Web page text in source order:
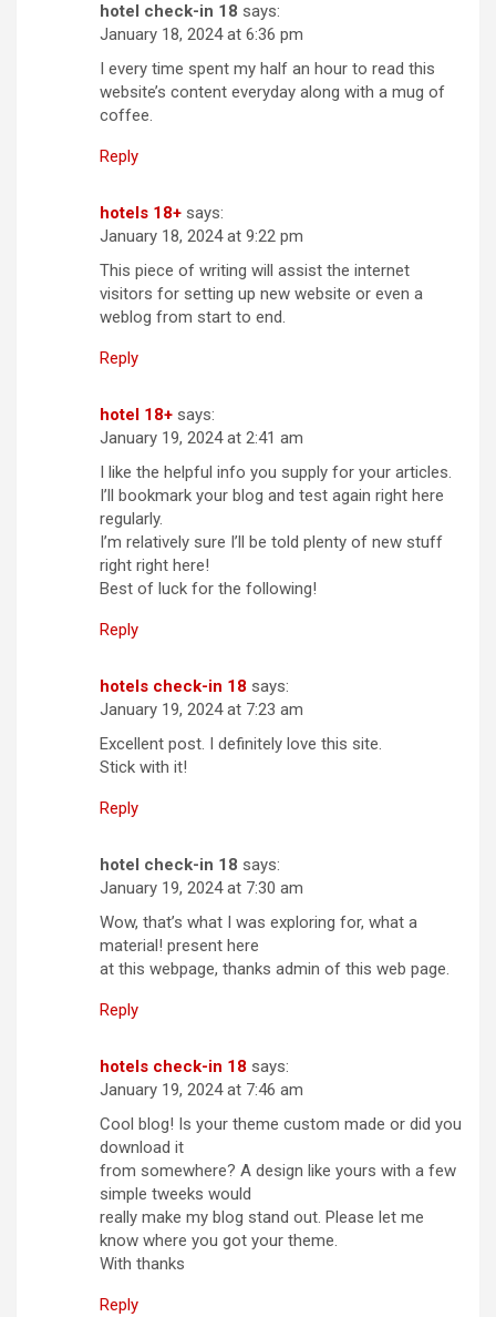
hotel check-in 18 says:
January 18, 2024 at 6:36 pm
I every time spent my half an hour to read this
website’s content everyday along with a mug of
coffee.
Reply
hotels 18+ says:
January 18, 2024 at 9:22 pm
This piece of writing will assist the internet
visitors for setting up new website or even a
weblog from start to end.
Reply
hotel 18+ says:
January 19, 2024 at 2:41 am
I like the helpful info you supply for your articles.
I’ll bookmark your blog and test again right here
regularly.
I’m relatively sure I’ll be told plenty of new stuff
right right here!
Best of luck for the following!
Reply
hotels check-in 18 says:
January 19, 2024 at 7:23 am
Excellent post. I definitely love this site.
Stick with it!
Reply
hotel check-in 18 says:
January 19, 2024 at 7:30 am
Wow, that’s what I was exploring for, what a
material! present here
at this webpage, thanks admin of this web page.
Reply
hotels check-in 18 says:
January 19, 2024 at 7:46 am
Cool blog! Is your theme custom made or did you
download it
from somewhere? A design like yours with a few
simple tweeks would
really make my blog stand out. Please let me
know where you got your theme.
With thanks
Reply